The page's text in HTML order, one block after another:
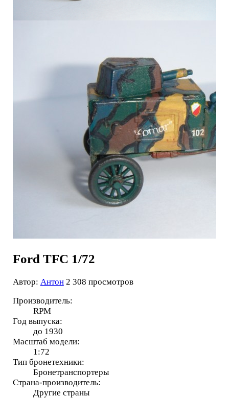
Ford TFC 1/72
Автор: Антон 2 308 просмотров
Производитель:
RPM
Год выпуска:
до 1930
Масштаб модели:
1:72
Тип бронетехники:
Бронетранспортеры
Страна-производитель:
Другие страны